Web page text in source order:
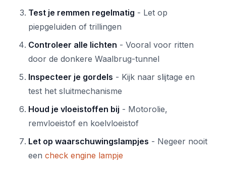
Test je remmen regelmatig - Let op
piepgeluiden of trillingen
Controleer alle lichten - Vooral voor ritten
door de donkere Waalbrug-tunnel
Inspecteer je gordels - Kijk naar slijtage en
test het sluitmechanisme
Houd je vloeistoffen bij - Motorolie,
remvloeistof en koelvloeistof
Let op waarschuwingslampjes - Negeer nooit
een check engine lampje